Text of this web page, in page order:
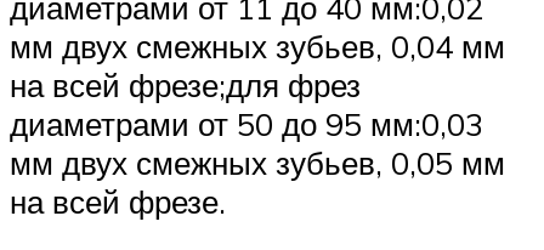
мм двух смежных зубьев, 0,04 мм
на всей фрезе;для фрез
диаметрами от 50 до 95 мм:0,03
мм двух смежных зубьев, 0,05 мм
на всей фрезе.